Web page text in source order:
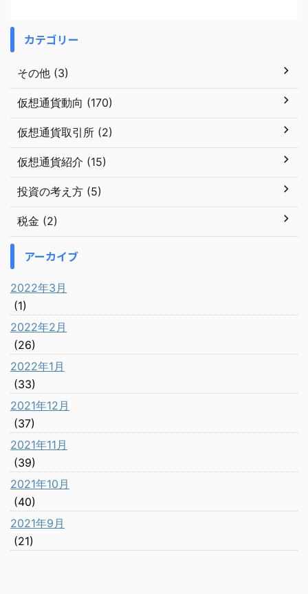
カテゴリー
その他 (3)
仮想通貨動向 (170)
仮想通貨取引所 (2)
仮想通貨紹介 (15)
投資の考え方 (5)
税金 (2)
アーカイブ
2022年3月
(1)
2022年2月
(26)
2022年1月
(33)
2021年12月
(37)
2021年11月
(39)
2021年10月
(40)
2021年9月
(21)